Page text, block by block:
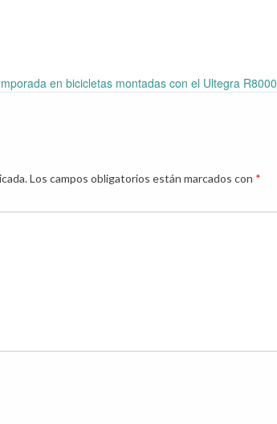
en bicicletas montadas con el Ultegra R8000
Los campos obligatorios están marcados con *